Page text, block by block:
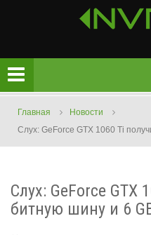
Главная
Новости
Слух: GeForce GTX 1060 Ti
Слух: GeForce GTX
битную шину и 6